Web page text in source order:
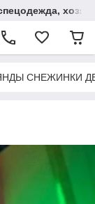
СНЕЖИНКИ